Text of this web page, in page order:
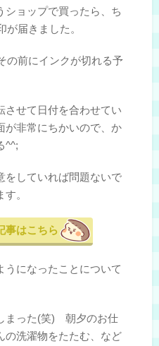
ショップで買ったら、ち
が届きました。
の前にインクが切れる予
させて日付を合わせてい
が非常にちかいので、か
^^;
をしていれば問題ないで
。
事はこちら
うになったことについて
まった(笑) 朝夕のお仕
の洗濯物をたたむ、など